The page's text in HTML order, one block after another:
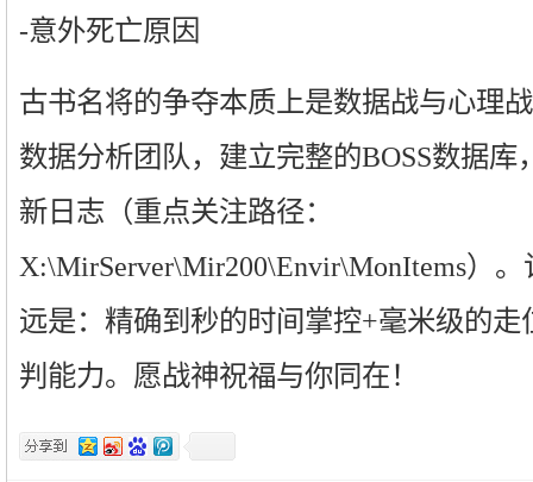
-意外死亡原因
古书名将的争夺本质上是数据战与心理
数据分析团队，建立完整的BOSS数据
新日志（重点关注路径：
X:\MirServer\Mir200\Envir\MonItems）
远是：精确到秒的时间掌控+毫米级的
判能力。愿战神祝福与你同在！